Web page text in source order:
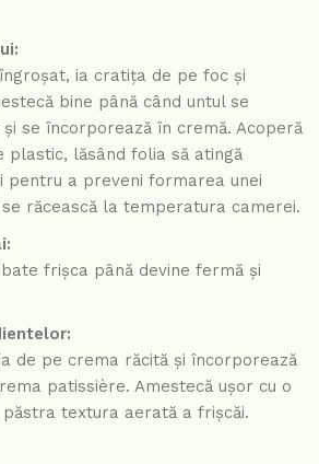
ia cratița de pe foc și
bine până când untul se
se încorporează în cremă. Acoperă
plastic, lăsând folia să atingă
pentru a preveni formarea unei
răcească la temperatura camerei.
frișca până devine fermă și
de pe crema răcită și încorporează
patissière. Amestecă ușor cu o
textura aerată a frișcăi.